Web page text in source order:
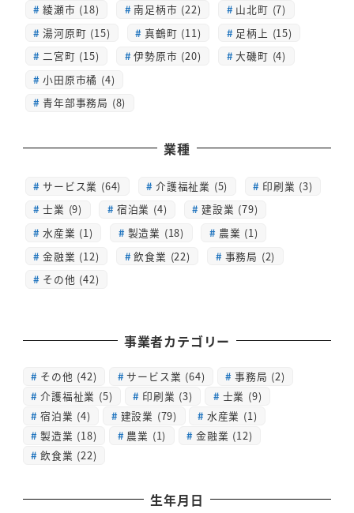
綾瀬市 (18)
南足柄市 (22)
山北町 (7)
湯河原町 (15)
真鶴町 (11)
足柄上 (15)
二宮町 (15)
伊勢原市 (20)
大磯町 (4)
小田原市橘 (4)
青年部事務局 (8)
業種
サービス業 (64) 介護福祉業 (5)
印刷業 (3)
士業 (9)
宿泊業 (4)
建設業 (79)
水産業 (1)
製造業 (18)
農業 (1)
金融業 (12)
飲食業 (22)
事務局 (2)
その他 (42)
事業者カテゴリー
その他 (42) サービス業 (64) 事務局 (2)
介護福祉業 (5) 印刷業 (3) 士業 (9)
宿泊業 (4) 建設業 (79) 水産業 (1)
製造業 (18) 農業 (1) 金融業 (12)
飲食業 (22)
生年月日